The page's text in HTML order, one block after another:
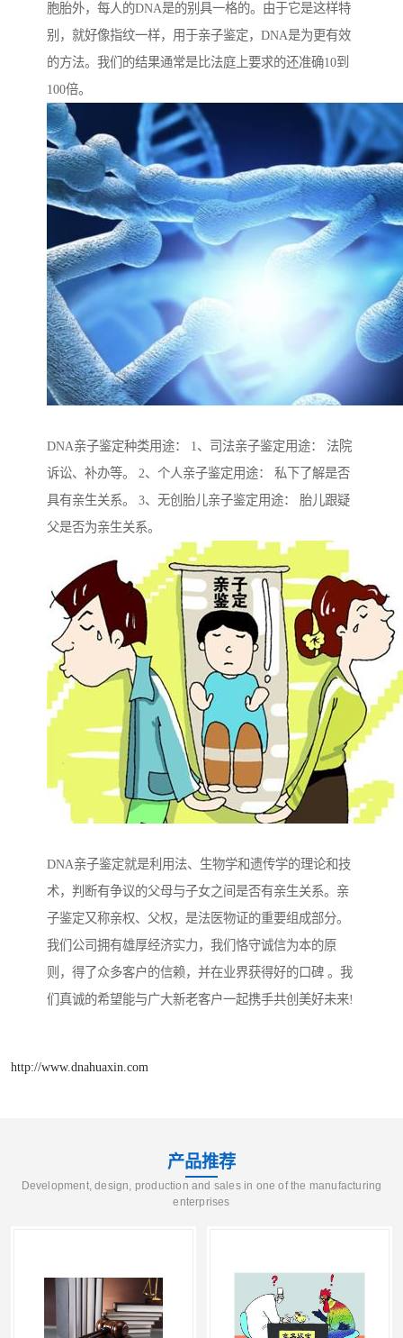
胞胎外，每人的DNA是的别具一格的。由于它是这样特
别，就好像指纹一样，用于亲子鉴定，DNA是为更有效
的方法。我们的结果通常是比法庭上要求的还准确10到
100倍。
DNA亲子鉴定种类用途： 1、司法亲子鉴定用途： 法院
诉讼、补办等。 2、个人亲子鉴定用途： 私下了解是否
具有亲生关系。 3、无创胎儿亲子鉴定用途： 胎儿跟疑
父是否为亲生关系。
DNA亲子鉴定就是利用法、生物学和遗传学的理论和技
术，判断有争议的父母与子女之间是否有亲生关系。亲
子鉴定又称亲权、父权，是法医物证的重要组成部分。
我们公司拥有雄厚经济实力，我们恪守诚信为本的原
则，得了众多客户的信赖，并在业界获得好的口碑 。我
们真诚的希望能与广大新老客户一起携手共创美好未来!
http://www.dnahuaxin.com
产品推荐
Development, design, production and sales in one of the manufacturing
enterprises